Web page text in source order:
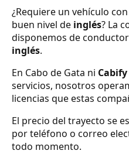
¿Requiere un vehículo
buen nivel de inglés? La
disponemos de
inglés.
En Cabo de Gata ni Cabify
servicios, nosotros
licencias que estas
El precio del trayecto se
por teléfono o correo
todo momento.